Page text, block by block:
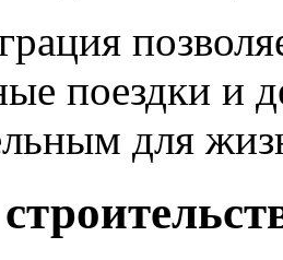
поездки и
для